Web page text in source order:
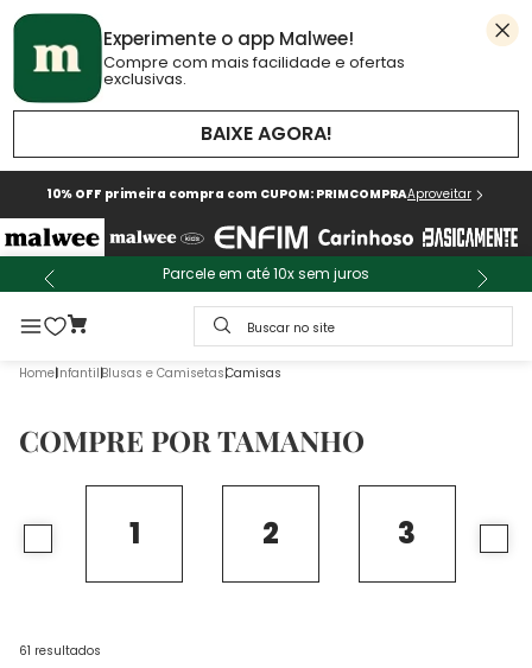
Experimente o app Malwee!
Compre com mais facilidade e ofertas
exclusivas.
BAIXE AGORA!
10% OFF primeira compra com CUPOM: PRIMCOMPRAAproveitar
Parcele em até 10x sem juros
Buscar no site
InfantilBlusas e CamisetasCamisas
COMPRE POR TAMANHO
1 2 3
61 resultados